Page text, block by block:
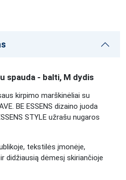
spauda - balti, M dydis
kirpimo marškinėliai su
BE ESSENS dizaino juoda
STYLE užrašu nugaros
tekstilės įmonėje,
didžiausią dėmesį skiriančioje